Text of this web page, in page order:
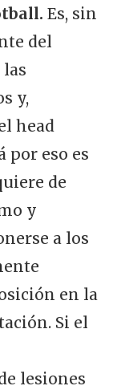
Es, sin
del
las
y,
head
por eso es
de
y
a los
en la
Si el
lesiones